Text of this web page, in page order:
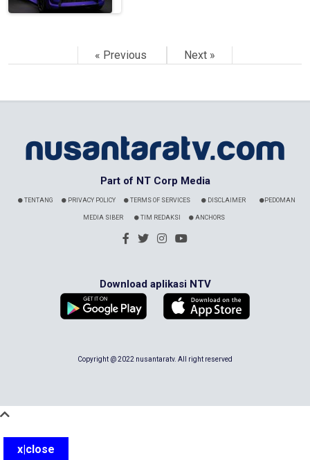
« Previous Next »
Part of NT Corp Media
TENTANG PRIVACY POLICY TERMS OF SERVICES DISCLAIMER PEDOMAN
MEDIA SIBER TIM REDAKSI ANCHORS
Download aplikasi NTV
Copyright @ 2022 nusantaratv. All right reserved
x|close